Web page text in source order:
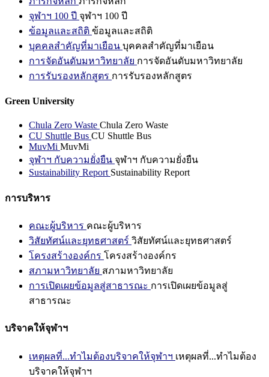
จุฬาฯ 100 ปี จุฬาฯ 100 ปี
ข้อมูลและสถิติ ข้อมูลและสถิติ
บุคคลสำคัญที่มาเยือน บุคคลสำคัญที่มาเยือน
การจัดอันดับมหาวิทยาลัย การจัดอันดับมหาวิทยาลัย
การรับรองหลักสูตร การรับรองหลักสูตร
Green University
Chula Zero Waste Chula Zero Waste
CU Shuttle Bus CU Shuttle Bus
MuvMi MuvMi
จุฬาฯ กับความยั่งยืน จุฬาฯ กับความยั่งยืน
Sustainability Report Sustainability Report
การบริหาร
คณะผู้บริหาร คณะผู้บริหาร
วิสัยทัศน์และยุทธศาสตร์ วิสัยทัศน์และยุทธศาสตร์
โครงสร้างองค์กร โครงสร้างองค์กร
สภามหาวิทยาลัย สภามหาวิทยาลัย
การเปิดเผยข้อมูลสู่สาธารณะ การเปิดเผยข้อมูลสู่
สาธารณะ
บริจาคให้จุฬาฯ
เหตุผลที่...ทำไมต้องบริจาคให้จุฬาฯ เหตุผลที่...ทำไมต้อง
บริจาคให้จุฬาฯ